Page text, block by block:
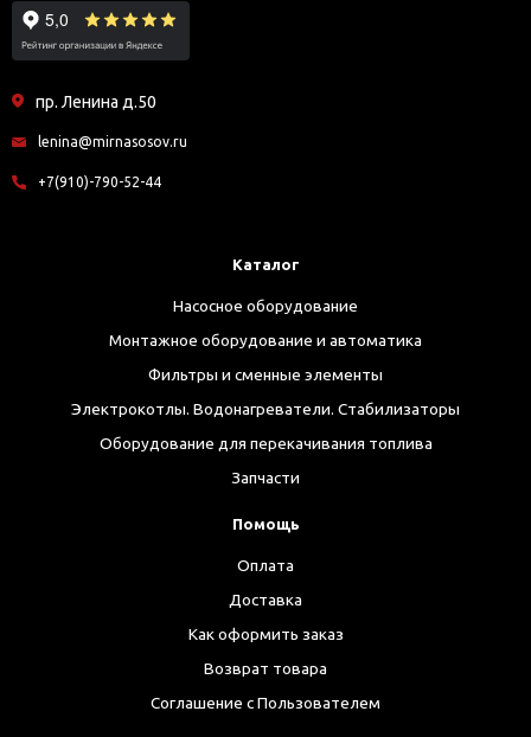
пр. Ленина д.50
lenina@mirnasosov.ru
+7(910)-790-52-44
Каталог
Насосное оборудование
Монтажное оборудование и автоматика
Фильтры и сменные элементы
Электрокотлы. Водонагреватели. Стабилизаторы
Оборудование для перекачивания топлива
Запчасти
Помощь
Оплата
Доставка
Как оформить заказ
Возврат товара
Соглашение с Пользователем